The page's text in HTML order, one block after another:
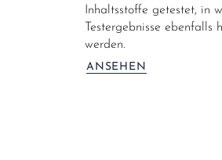
Inhaltsstoffe getestet, in
Testergebnisse ebenfalls
werden.
ANSEHEN